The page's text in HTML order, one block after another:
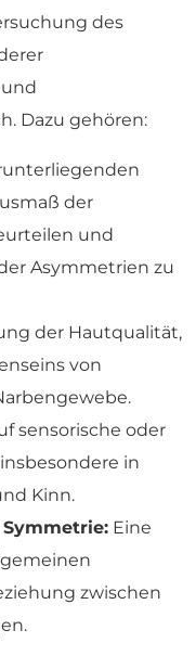
des
Dazu gehören:
der
und
Asymmetrien zu
der Hautqualität,
von
sensorische oder
in
Kinn.
Eine
zwischen